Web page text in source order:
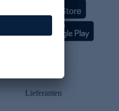
Lieferanten